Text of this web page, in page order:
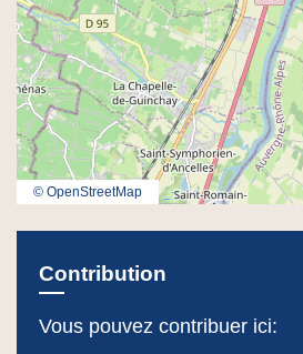
© OpenStreetMap
Contribution
Vous pouvez contribuer ici: